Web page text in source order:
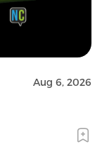
Aug 6, 2026